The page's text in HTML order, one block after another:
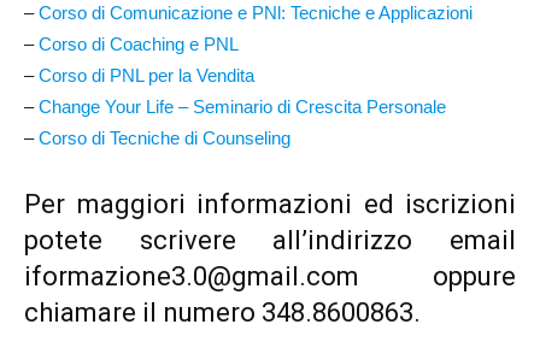
–Corso di Comunicazione e PNl: Tecniche e Applicazioni
–Corso di Coaching e PNL
–Corso di PNL per la Vendita
–Change Your Life – Seminario di Crescita Personale
–Corso di Tecniche di Counseling
Per maggiori informazioni ed iscrizioni
potete scrivere all’indirizzo email
iformazione3.0@gmail.com oppure
chiamare il numero 348.8600863.